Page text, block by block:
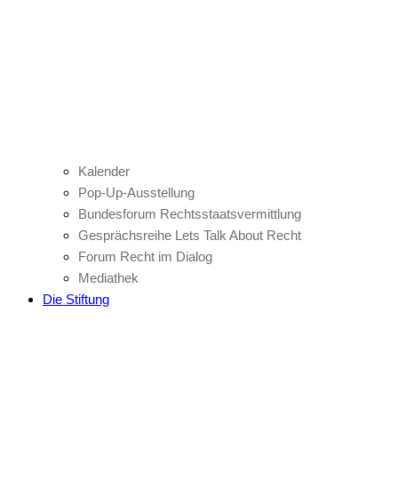
Kalender
Pop-Up-Ausstellung
Bundesforum Rechtsstaatsvermittlung
Gesprächsreihe Lets Talk About Recht
Forum Recht im Dialog
Mediathek
Die Stiftung